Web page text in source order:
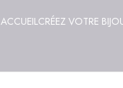
ACCUEILCRÉEZ VOTRE